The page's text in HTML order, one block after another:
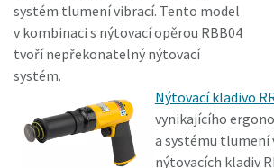
systém tlumení vibrací. Tento model
v kombinaci s nýtovací opěrou RBB04
tvoří nepřekonatelný nýtovací
systém.
Nýtovací kladivo
vynikajícího
a systému tlumení
nýtovacích kladiv